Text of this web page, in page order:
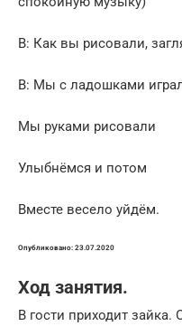
В: Как вы рисовали,
В: Мы с ладошками
Мы руками рисовали
Улыбнёмся и потом
Вместе весело уйдём.
Опубликовано: 23.07.2020
Ход занятия.
В гости приходит зайка.